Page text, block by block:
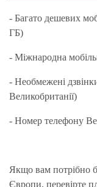
- Багато дешевих
ГБ)
- Міжнародна
- Необмежені
Великобританії)
- Номер телефону
Якщо вам потрібно
Європи, перевірте